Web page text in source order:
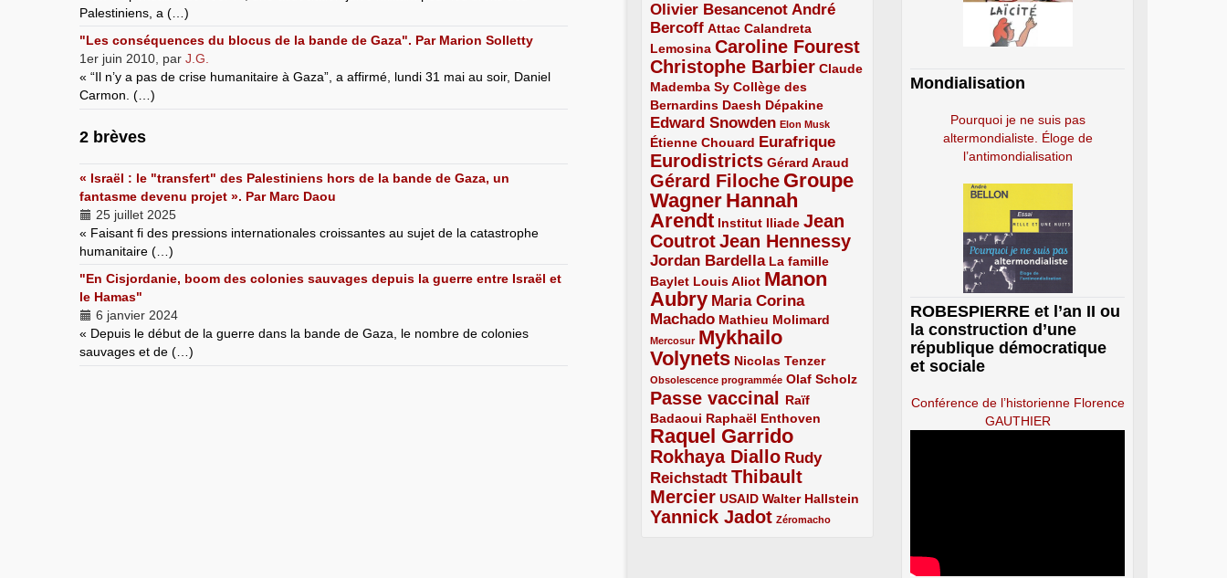
Palestiniens, a (…)
"Les conséquences du blocus de la bande de Gaza". Par Marion Solletty
1er juin 2010 par J.G.
« “Il n’y a pas de crise humanitaire à Gaza”, a affirmé, lundi 31 mai au soir, Daniel
Carmon. (…)
2 brèves
« Israël : le "transfert" des Palestiniens hors de la bande de Gaza, un
fantasme devenu projet ». Par Marc Daou
25 juillet 2025
« Faisant fi des pressions internationales croissantes au sujet de la catastrophe
humanitaire (…)
"En Cisjordanie, boom des colonies sauvages depuis la guerre entre Israël et
le Hamas"
6 janvier 2024
« Depuis le début de la guerre dans la bande de Gaza, le nombre de colonies
sauvages et de (…)
Olivier Besancenot
3/5
André
Bercoff
3/5 Attac
2/5
Calandreta
Lemosina
2/5 Caroline Fourest
4/5
Christophe Barbier
4/5
Claude
Mademba Sy
2/5
Collège des
Bernardins
2/5 Daesh
2/5 Dépakine
2/5
Edward Snowden
3/5 Elon Musk
1/5
Étienne Chouard
2/5 Eurafrique
3/5
Eurodistricts
4/5 Gérard Araud
2/5
Gérard Filoche
4/5
Groupe
Wagner
5/5
Hannah
Arendt
5/5 Institut Iliade
2/5
Jean
Coutrot
4/5 Jean Hennessy
4/5
Jordan Bardella
3/5
La famille
Baylet
2/5 Louis Aliot
2/5
Manon
Aubry
5/5
Maria Corina
Machado
3/5 Mathieu Molimard
2/5
Mercosur
1/5
Mykhailo
Volynets
5/5 Nicolas Tenzer
2/5
Obsolescence programmée
1/5 Olaf Scholz
2/5
Passe vaccinal
4/5
Raïf
Badaoui
2/5 Raphaël Enthoven
2/5
Raquel Garrido
5/5
Rokhaya Diallo
4/5
Rudy
Reichstadt
3/5
Thibault
Mercier
4/5 USAID
2/5 Walter Hallstein
2/5
Yannick Jadot
4/5 Zéromacho
1/5
Mondialisation
Pourquoi je ne suis pas
altermondialiste. Éloge de
l’antimondialisation
ROBESPIERRE et l’an II ou
la construction d’une
république démocratique
et sociale
Conférence de l’historienne Florence
GAUTHIER